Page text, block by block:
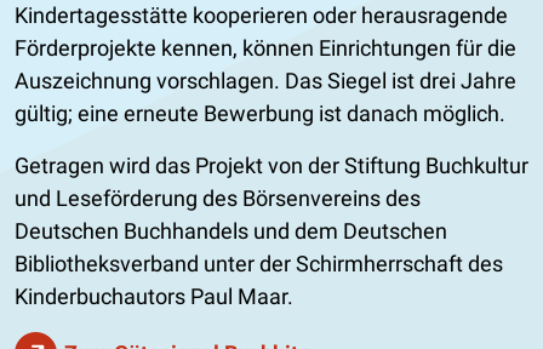
Kindertagesstätte kooperieren oder herausragende
Förderprojekte kennen, können Einrichtungen für die
Auszeichnung vorschlagen. Das Siegel ist drei Jahre
gültig; eine erneute Bewerbung ist danach möglich.
Getragen wird das Projekt von der Stiftung Buchkultur
und Leseförderung des Börsenvereins des
Deutschen Buchhandels und dem Deutschen
Bibliotheksverband unter der Schirmherrschaft des
Kinderbuchautors Paul Maar.